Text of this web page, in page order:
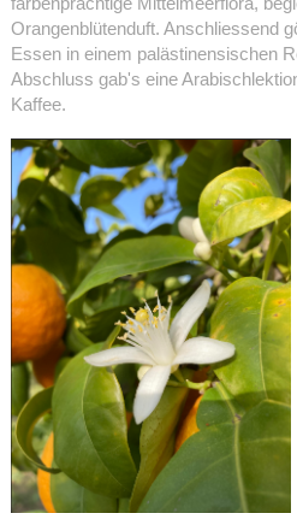
Orangenblütenduft. Anschliessend
Essen in einem palästinensischen
Abschluss gab's eine
Kaffee.